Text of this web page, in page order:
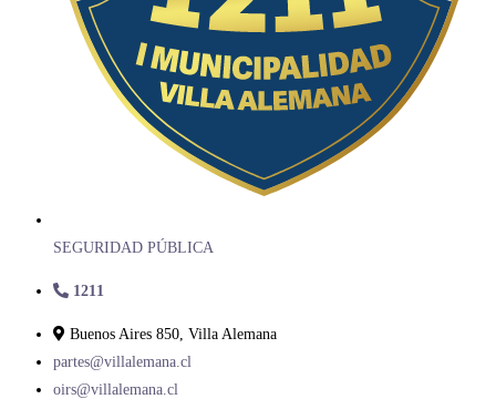
SEGURIDAD PÚBLICA
1211
Buenos Aires 850, Villa Alemana
partes@villalemana.cl
oirs@villalemana.cl